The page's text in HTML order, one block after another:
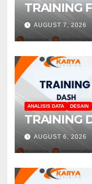
TRAINING
AUGUST 7, 2026
ANALISIS DATA DESAIN
TRAINING
AUGUST 6, 2026